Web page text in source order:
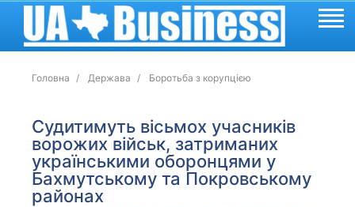
Головна Держава Боротьба з корупцією
Судитимуть вісьмох учасників
ворожих військ, затриманих
українськими оборонцями у
Бахмутському та Покровському
районах